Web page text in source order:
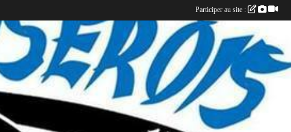
Participer au site :